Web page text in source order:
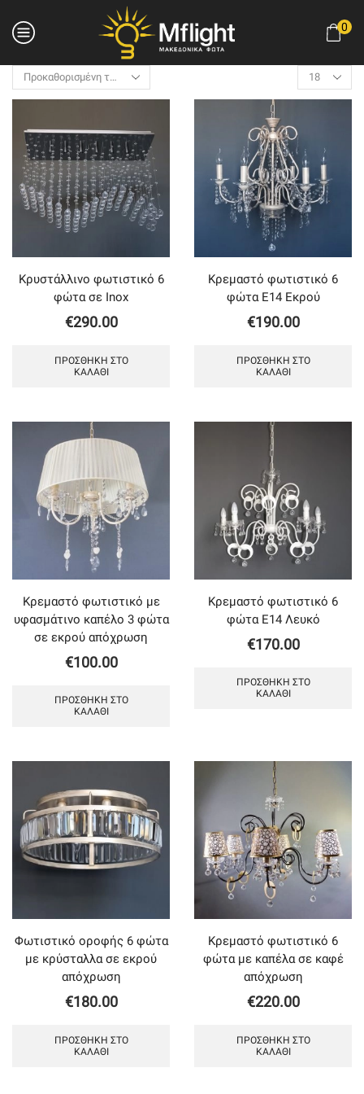
0
Products
per
page
Κρυστάλλινο φωτιστικό 6
φώτα σε Inox
€290.00
ΠΡΟΣΘΉΚΗ ΣΤΟ
ΚΑΛΆΘΙ
Κρεμαστό φωτιστικό 6
φώτα Ε14 Εκρού
€190.00
ΠΡΟΣΘΉΚΗ ΣΤΟ
ΚΑΛΆΘΙ
Κρεμαστό φωτιστικό με
υφασμάτινο καπέλο 3 φώτα
σε εκρού απόχρωση
€100.00
ΠΡΟΣΘΉΚΗ ΣΤΟ
ΚΑΛΆΘΙ
Κρεμαστό φωτιστικό 6
φώτα Ε14 Λευκό
€170.00
ΠΡΟΣΘΉΚΗ ΣΤΟ
ΚΑΛΆΘΙ
Φωτιστικό οροφής 6 φώτα
με κρύσταλλα σε εκρού
απόχρωση
€180.00
ΠΡΟΣΘΉΚΗ ΣΤΟ
ΚΑΛΆΘΙ
Κρεμαστό φωτιστικό 6
φώτα με καπέλα σε καφέ
απόχρωση
€220.00
ΠΡΟΣΘΉΚΗ ΣΤΟ
ΚΑΛΆΘΙ